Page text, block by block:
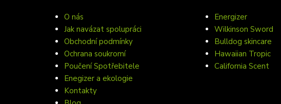
O nás
Jak navázat spolupráci
Obchodní podmínky
Ochrana soukromí
Poučení Spotřebitele
Enegizer a ekologie
Kontakty
Energizer
Wilkinson Sword
Bulldog skincare
Hawaiian Tropic
California Scent